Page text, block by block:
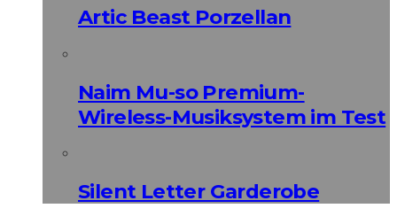
Artic Beast Porzellan
Naim Mu-so Premium-
Wireless-Musiksystem im Test
Silent Letter Garderobe